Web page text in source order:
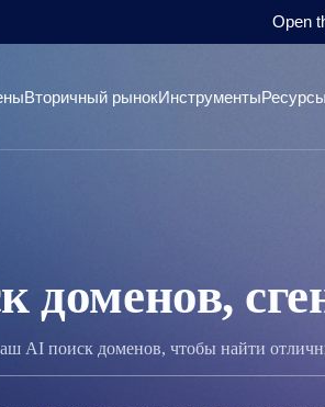
Open
Вторичный рынокИнструментыРесурсы
доменов,
AI поиск доменов, чтобы найти